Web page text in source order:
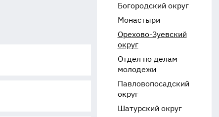
Богородский округ
Монастыри
Орехово-Зуевский
округ
Отдел по делам
молодежи
Павловопосадский
округ
Шатурский округ